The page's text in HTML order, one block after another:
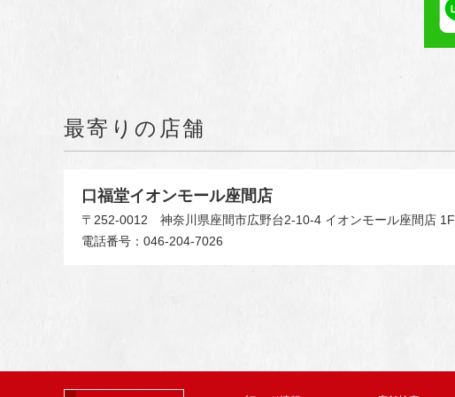
最寄りの店舗
口福堂イオンモール座間店
〒252-0012 神奈川県座間市広野台2-10-4 イオンモール座間店 1F
電話番号：046-204-7026